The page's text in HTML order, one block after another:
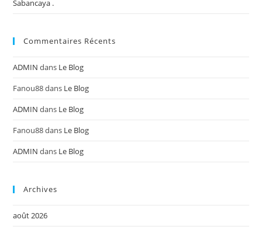
Sabancaya .
Commentaires Récents
ADMIN dans Le Blog
Fanou88dans Le Blog
ADMIN dans Le Blog
Fanou88dans Le Blog
ADMIN dans Le Blog
Archives
août 2026